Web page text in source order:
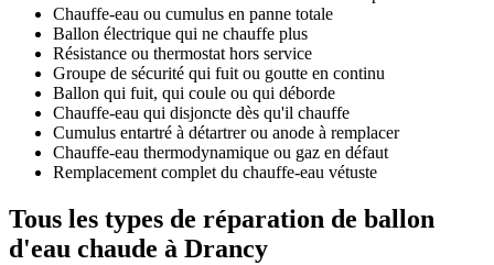
Chauffe-eau ou cumulus en panne totale
Ballon électrique qui ne chauffe plus
Résistance ou thermostat hors service
Groupe de sécurité qui fuit ou goutte en continu
Ballon qui fuit, qui coule ou qui déborde
Chauffe-eau qui disjoncte dès qu'il chauffe
Cumulus entartré à détartrer ou anode à remplacer
Chauffe-eau thermodynamique ou gaz en défaut
Remplacement complet du chauffe-eau vétuste
Tous les types de réparation de ballon
d'eau chaude à Drancy